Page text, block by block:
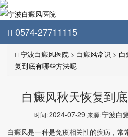
0574-27711115
宁波白癜风医院 > 白癜风常识 > 白
复到底有哪些方法呢
白癜风秋天恢复到
时间:2024-07-29 来源:宁波白
白癜风是一种是免疫相关性的疾病，常